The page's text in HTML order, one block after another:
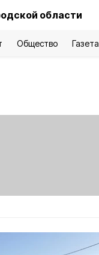
области
Общество Газета